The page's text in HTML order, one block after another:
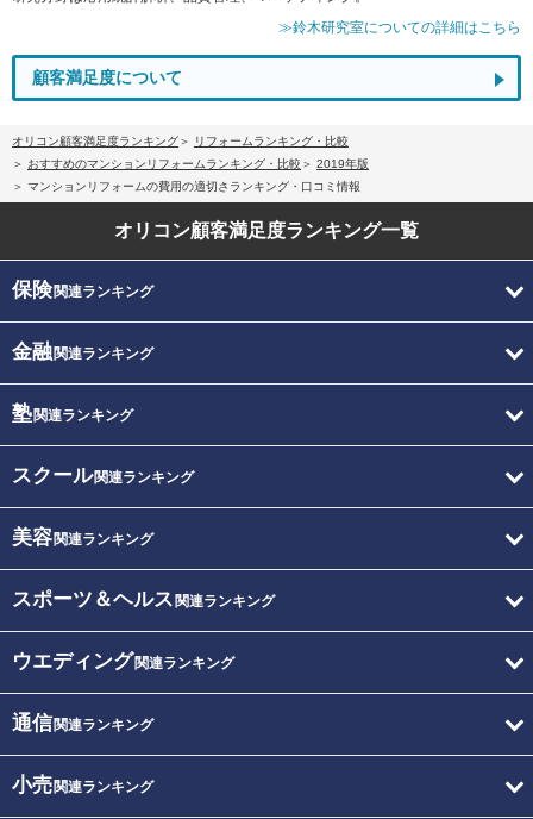
≫鈴木研究室についての詳細はこちら
顧客満足度について
オリコン顧客満足度ランキング
リフォームランキング・比較
おすすめのマンションリフォームランキング・比較
2019年版
マンションリフォームの費用の適切さランキング・口コミ情報
オリコン顧客満足度ランキング一覧
保険関連ランキング
金融関連ランキング
塾関連ランキング
スクール関連ランキング
美容関連ランキング
スポーツ＆ヘルス 関連ランキング
ウエディング関連ランキング
通信関連ランキング
小売関連ランキング